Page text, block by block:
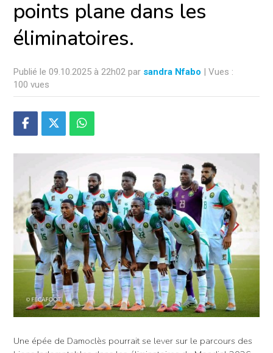
points plane dans les
éliminatoires.
Publié le 09.10.2025 à 22h02 par sandra Nfabo | Vues :
100 vues
Une épée de Damoclès pourrait se lever sur le parcours des